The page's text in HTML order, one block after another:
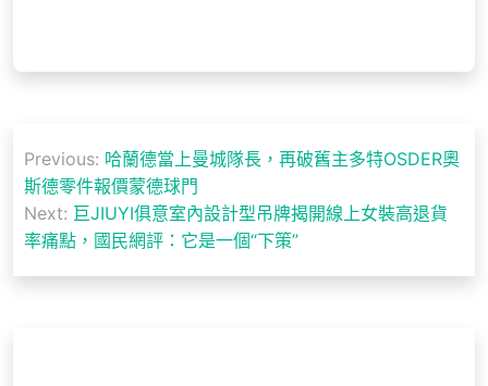
章
導
覽
Previous: 哈蘭德當上曼城隊長，再破舊主多特OSDER奧
斯德零件報價蒙德球門
Next: 巨JIUYI俱意室內設計型吊牌揭開線上女裝高退貨
率痛點，國民網評：它是一個“下策”